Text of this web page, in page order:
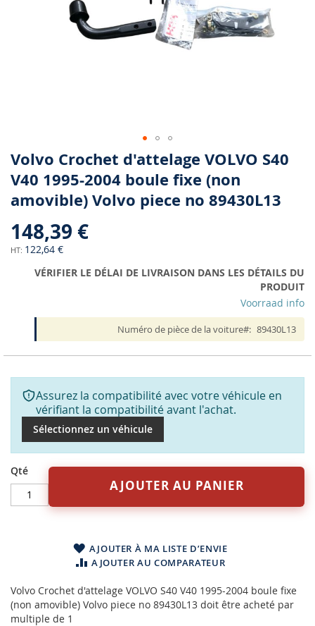
Skip
to
the
beginning
the
images
gallery
Volvo Crochet d'attelage VOLVO S40
V40 1995-2004 boule fixe (non
amovible) Volvo piece no 89430L13
148,39 €
122,64 €
VÉRIFIER LE DÉLAI DE LIVRAISON DANS LES DÉTAILS DU
PRODUIT
Voorraad info
Numéro de pièce de la voiture 89430L13
Assurez la compatibilité avec votre véhicule en
vérifiant la compatibilité avant l'achat.
Sélectionnez un véhicule
Qté
AJOUTER AU PANIER
AJOUTER À MA LISTE D’ENVIE
AJOUTER AU COMPARATEUR
Volvo Crochet d'attelage VOLVO S40 V40 1995-2004 boule fixe
(non amovible) Volvo piece no 89430L13 doit être acheté par
multiple de 1